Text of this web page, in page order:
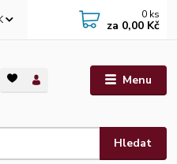
Menu
Hledat
0 ks
za 0,00 Kč